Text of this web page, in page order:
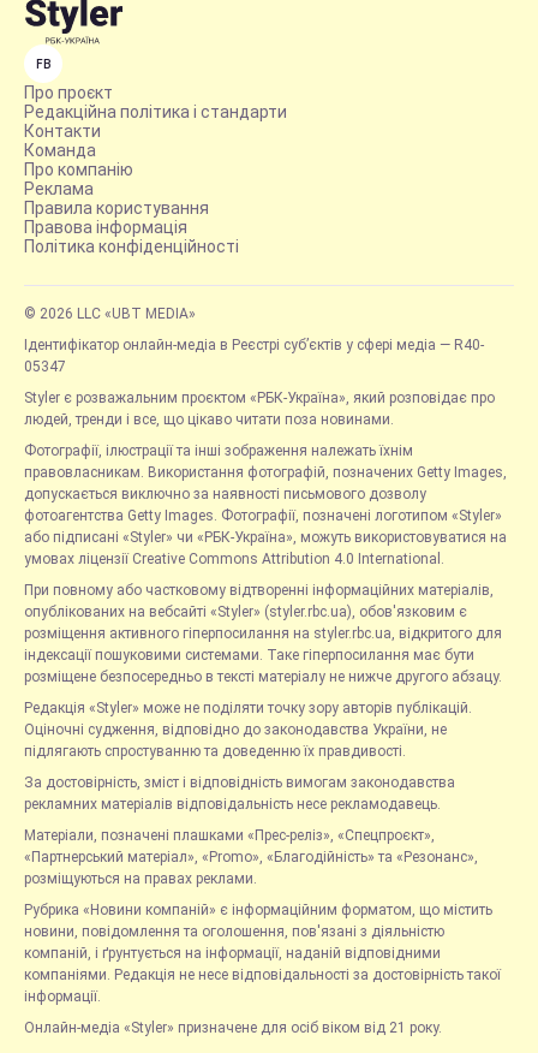
FB
Про проєкт
Редакційна політика і стандарти
Контакти
Команда
Про компанію
Реклама
Правила користування
Правова інформація
Політика конфіденційності
© 2026 LLC «UBT MEDIA»
Ідентифікатор онлайн-медіа в Реєстрі суб’єктів у сфері медіа — R40-
05347
Styler є розважальним проєктом «РБК-Україна», який розповідає про
людей, тренди і все, що цікаво читати поза новинами.
Фотографії, ілюстрації та інші зображення належать їхнім
правовласникам. Використання фотографій, позначених Getty Images,
допускається виключно за наявності письмового дозволу
фотоагентства Getty Images. Фотографії, позначені логотипом «Styler»
або підписані «Styler» чи «РБК-Україна», можуть використовуватися на
умовах ліцензії Creative Commons Attribution 4.0 International.
При повному або частковому відтворенні інформаційних матеріалів,
опублікованих на вебсайті «Styler» (styler.rbc.ua), обов'язковим є
розміщення активного гіперпосилання на styler.rbc.ua, відкритого для
індексації пошуковими системами. Таке гіперпосилання має бути
розміщене безпосередньо в тексті матеріалу не нижче другого абзацу.
Редакція «Styler» може не поділяти точку зору авторів публікацій.
Оціночні судження, відповідно до законодавства України, не
підлягають спростуванню та доведенню їх правдивості.
За достовірність, зміст і відповідність вимогам законодавства
рекламних матеріалів відповідальність несе рекламодавець.
Матеріали, позначені плашками «Прес-реліз», «Спецпроєкт»,
«Партнерський матеріал», «Promo», «Благодійність» та «Резонанс»,
розміщуються на правах реклами.
Рубрика «Новини компаній» є інформаційним форматом, що містить
новини, повідомлення та оголошення, пов'язані з діяльністю
компаній, і ґрунтується на інформації, наданій відповідними
компаніями. Редакція не несе відповідальності за достовірність такої
інформації.
Онлайн-медіа «Styler» призначене для осіб віком від 21 року.